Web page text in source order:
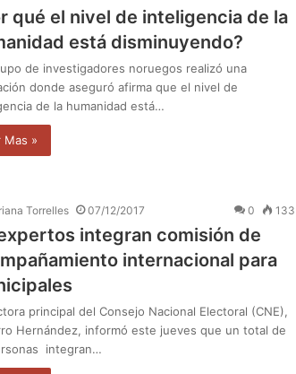
qué el nivel de inteligencia de la
está disminuyendo?
de investigadores noruegos realizó una
donde aseguró afirma que el nivel de
de la humanidad está…
Mas »
Torrelles 07/12/2017 0 133
integran comisión de
internacional para
principal del Consejo Nacional Electoral (CNE),
Hernández, informó este jueves que un total de
integran…